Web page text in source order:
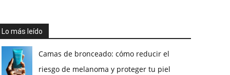
Lo más leído
Camas de bronceado: cómo reducir el
riesgo de melanoma y proteger tu piel